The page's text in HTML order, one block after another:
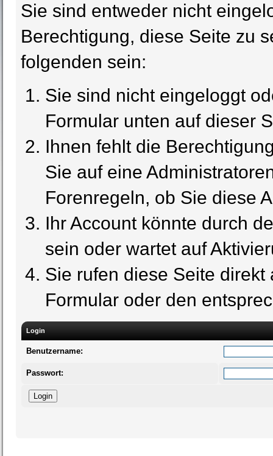
Sie sind entweder nicht
Berechtigung, diese Seite zu
folgenden sein:
Sie sind nicht eingeloggt
Formular unten auf dieser
Ihnen fehlt die
Sie auf eine
Forenregeln, ob Sie diese
Ihr Account könnte durch
sein oder wartet auf
Sie rufen diese Seite
Formular oder den
Login
Benutzername:
Passwort: